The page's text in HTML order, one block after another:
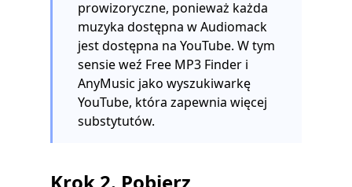
prowizoryczne, ponieważ każda
muzyka dostępna w Audiomack
jest dostępna na YouTube. W tym
sensie weź Free MP3 Finder i
AnyMusic jako wyszukiwarkę
YouTube, która zapewnia więcej
substytutów.